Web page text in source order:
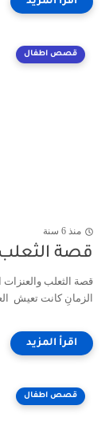
قصص اطفال
منذ 6 سنة
قصة
قصة الثعلب
الزمانِ كانت تعيش
قصص اطفال